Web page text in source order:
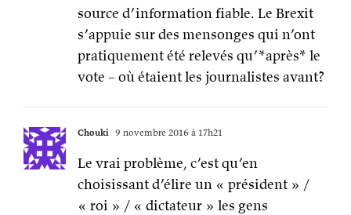
source d’information fiable. Le Brexit
s’appuie sur des mensonges qui n’ont
pratiquement été relevés qu’*après* le
vote – où étaient les journalistes avant?
Chouki 9 novembre 2016 à 17h21
Le vrai problème, c’est qu’en
choisissant d’élire un « président » /
« roi » / « dictateur » les gens